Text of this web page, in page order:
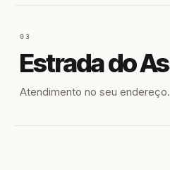
03
Atendimento no seu endereço.